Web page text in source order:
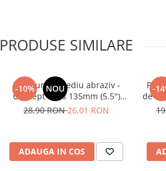
PRODUSE SIMILARE
-10% NOU
Pad burete mediu abraziv -
Concept Pads 135mm (5.5")
Yellow Polishing Pad
28,90 RON26,01 RON
ADAUGA IN COS
-
Pre-
de